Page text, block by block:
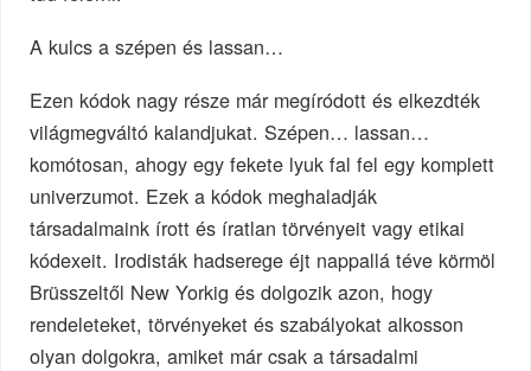
A kulcs a szépen és lassan…
Ezen kódok nagy része már megíródott és elkezdték
világmegváltó kalandjukat. Szépen… lassan…
komótosan, ahogy egy fekete lyuk fal fel egy komplett
univerzumot. Ezek a kódok meghaladják
társadalmaink írott és íratlan törvényeit vagy etikai
kódexeit. Irodisták hadserege éjt nappallá téve körmöl
Brüsszeltől New Yorkig és dolgozik azon, hogy
rendeleteket, törvényeket és szabályokat alkosson
olyan dolgokra, amiket már csak a társadalmi